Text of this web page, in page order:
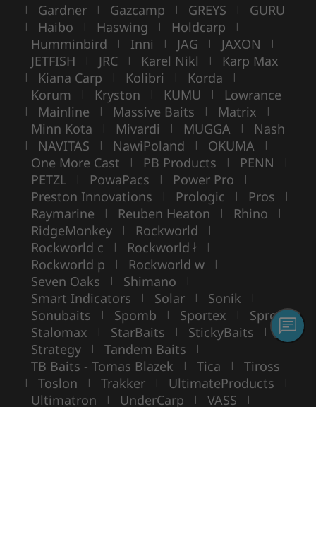
| Gardner | Gazcamp | GREYS | GURU
| Haibo | Haswing | Holdcarp |
Humminbird | Inni | JAG | JAXON |
JETFISH | JRC | Karel Nikl | Karp Max
| Kiana Carp | Kolibri | Korda |
Korum | Kryston | KUMU | Lowrance
| Mainline | Massive Baits | Matrix |
Minn Kota | Mivardi | MUGGA | Nash
| NAVITAS | NawiPoland | OKUMA |
One More Cast | PB Products | PENN |
PETZL | PowaPacs | Power Pro |
Preston Innovations | Prologic | Pros |
Raymarine | Reuben Heaton | Rhino |
RidgeMonkey | Rockworld |
Rockworld c | Rockworld ł |
Rockworld p | Rockworld w |
Seven Oaks | Shimano |
Smart Indicators | Solar | Sonik |
Sonubaits | Spomb | Sportex | Spro |
Stalomax | StarBaits | StickyBaits |
Strategy | Tandem Baits |
TB Baits - Tomas Blazek | Tica | Tiross
| Toslon | Trakker | UltimateProducts |
Ultimatron | UnderCarp | VASS |